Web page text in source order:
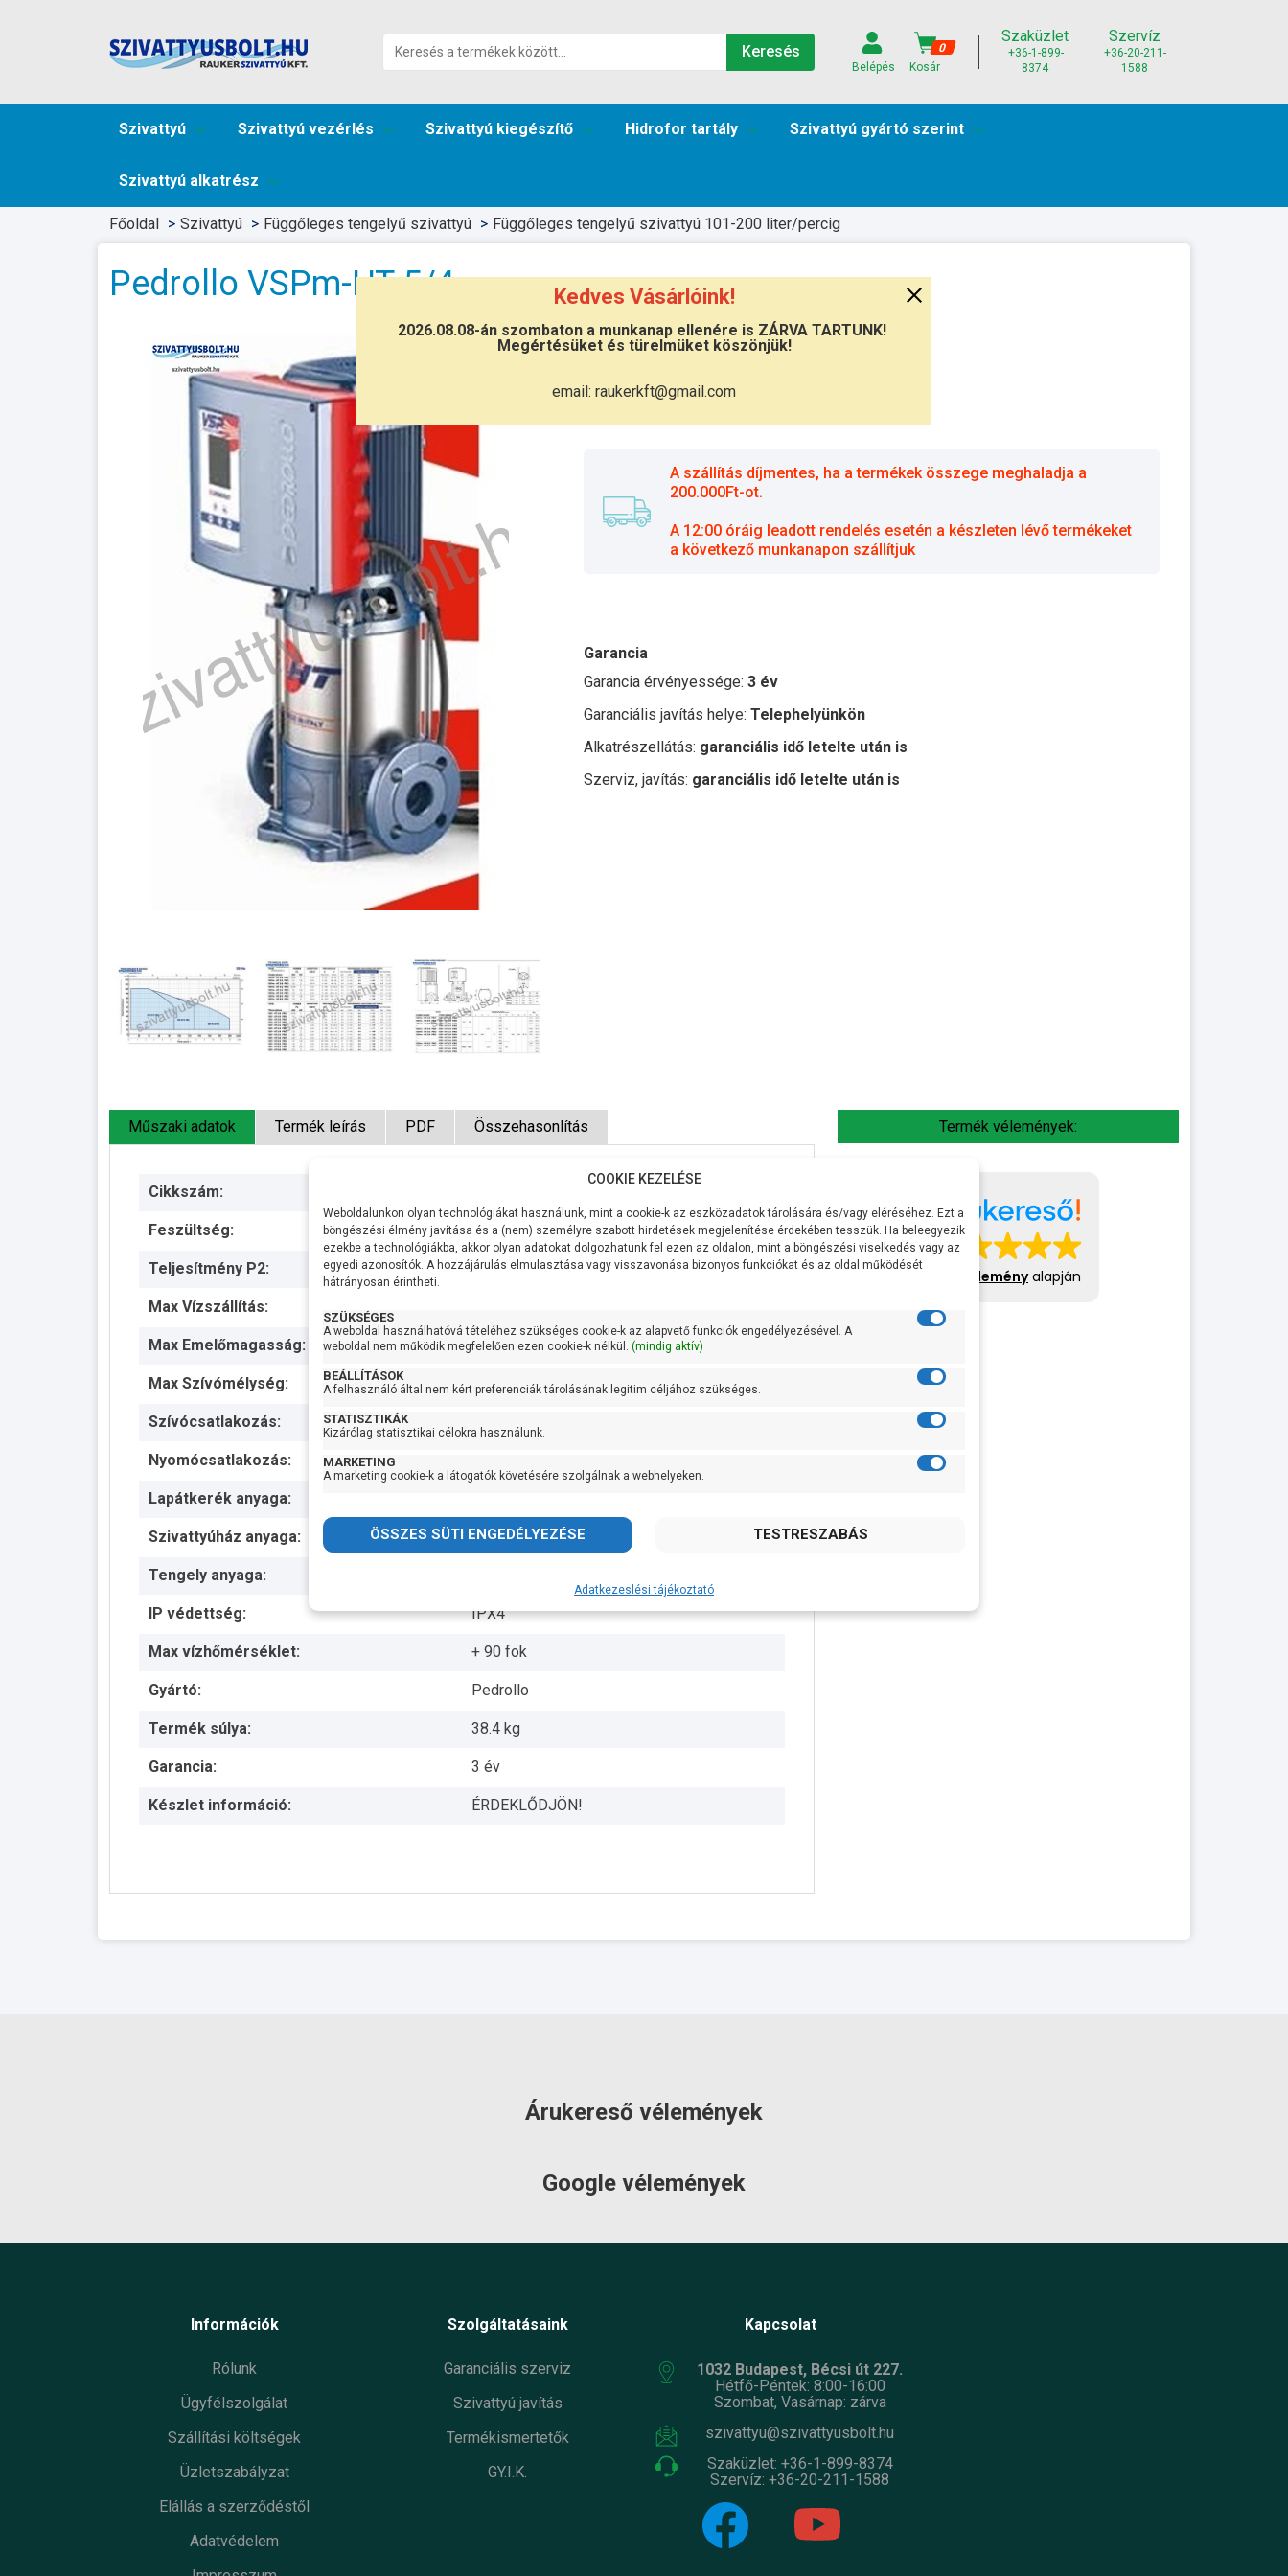
Kedves Vásárlóink!
2026.08.08-án szombaton a munkanap ellenére is ZÁRVA TARTUNK!
Megértésüket és türelmüket köszönjük!
email: raukerkft@gmail.com
Keresés
Belépés
0
Kosár
Szaküzlet
+36-1-899-
8374
Szervíz
+36-20-211-
1588
Szivattyú Szivattyú vezérlés Szivattyú kiegészítő Hidrofor tartály Szivattyú gyártó szerint
Szivattyú alkatrész
Főoldal Szivattyú Függőleges tengelyű szivattyú Függőleges tengelyű szivattyú 101-200 liter/percig
Pedrollo VSPm-HT 5/4
Átvétel
Szállítási költség:
A szállítás díjmentes, ha a termékek összege meghaladja a
200.000Ft-ot.
A 12:00 óráig leadott rendelés esetén a készleten lévő termékeket
a következő munkanapon szállítjuk
Garancia
Garancia érvényessége: 3 év
Garanciális javítás helye: Telephelyünkön
Alkatrészellátás: garanciális idő letelte után is
Szerviz, javítás: garanciális idő letelte után is
Műszaki adatok Termék leírás PDF Összehasonlítás
Cikkszám:
Feszültség: 230V/50Hz
Teljesítmény P2: 1500W
Max Vízszállítás:
Max Emelőmagasság: 67 méter
Max Szívómélység: 7 méter
Szívócsatlakozás:
Nyomócsatlakozás:
Lapátkerék anyaga:
Szivattyúház anyaga: Öntvény
Tengely anyaga:
IP védettség: IPX4
Max vízhőmérséklet: + 90 fok
Gyártó: Pedrollo
Termék súlya: 38.4 kg
Garancia: 3 év
Készlet információ: ÉRDEKLŐDJÖN!
Termék vélemények:
413 véleményalapján
Árukereső vélemények
Google vélemények
Információk
Rólunk
Ügyfélszolgálat
Szállítási költségek
Üzletszabályzat
Elállás a szerződéstől
Adatvédelem
Szolgáltatásaink
Garanciális szerviz
Szivattyú javítás
Termékismertetők
GY.I.K.
Kapcsolat
1032 Budapest, Bécsi út 227.
Hétfő-Péntek: 8:00-16:00
Szombat, Vasárnap: zárva
szivattyu@szivattyusbolt.hu
Szaküzlet: +36-1-899-8374
Szervíz: +36-20-211-1588
COOKIE KEZELÉSE
Weboldalunkon olyan technológiákat használunk, mint a cookie-k az eszközadatok tárolására és/vagy eléréséhez. Ezt a
böngészési élmény javítása és a (nem) személyre szabott hirdetések megjelenítése érdekében tesszük. Ha beleegyezik
ezekbe a technológiákba, akkor olyan adatokat dolgozhatunk fel ezen az oldalon, mint a böngészési viselkedés vagy az
egyedi azonosítók. A hozzájárulás elmulasztása vagy visszavonása bizonyos funkciókat és az oldal működését
hátrányosan érintheti.
SZÜKSÉGES
A weboldal használhatóvá tételéhez szükséges cookie-k az alapvető funkciók engedélyezésével. A
weboldal nem működik megfelelően ezen cookie-k nélkül. (mindig aktív)
BEÁLLÍTÁSOK
A felhasználó által nem kért preferenciák tárolásának legitim céljához szükséges.
STATISZTIKÁK
Kizárólag statisztikai célokra használunk.
MARKETING
A marketing cookie-k a látogatók követésére szolgálnak a webhelyeken.
Adatkezeslési tájékoztató